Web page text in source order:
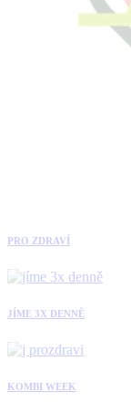
PRO ZDRAVÍ
JÍME 3X DENNĚ
KOMBI WEEK